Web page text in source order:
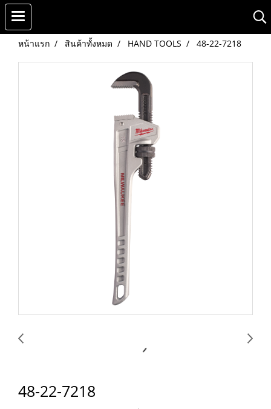
หน้าแรก สินค้าทั้งหมด HAND TOOLS 48-22-7218
48-22-7218